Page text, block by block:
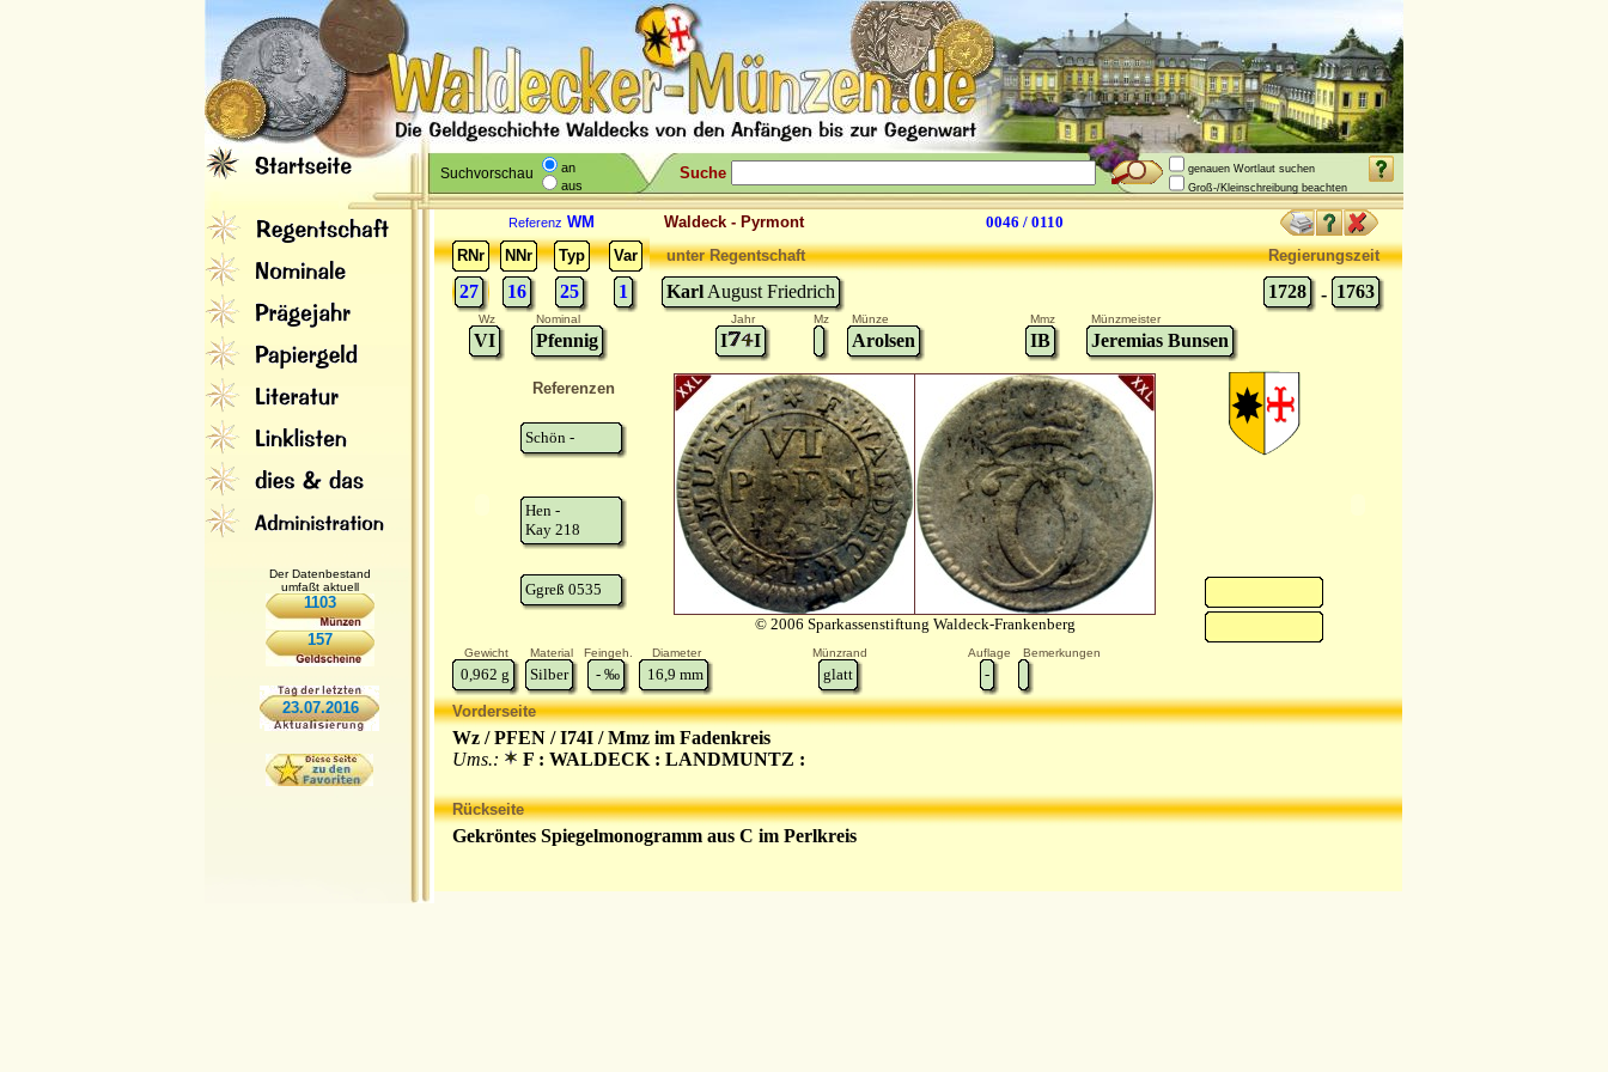
Suchvorschau
an
aus
Suche
genauen Wortlaut suchen
Groß-/Kleinschreibung beachten
Der Datenbestand
umfaßt aktuell
1103
157
23.07.2016
Referenz WM Waldeck - Pyrmont
0046 / 0110
RNr
NNr Typ Var
27 16 25 1
unter Regentschaft Regierungszeit
Karl August Friedrich 1728 - 1763
Wz Nominal Jahr Mz Münze Mmz Münzmeister
VI Pfennig I I Arolsen IB Jeremias Bunsen
Referenzen
Schön -
Hen -
Kay 218
Ggreß 0535
© 2006 Sparkassenstiftung Waldeck-Frankenberg
Gewicht Material Feingeh. Diameter Münzrand Auflage Bemerkungen
0,962 g Silber - ‰ 16,9 mm glatt -
Vorderseite
Wz / PFEN / I74I / Mmz im Fadenkreis
Ums.:
F : WALDECK : LANDMUNTZ :
Rückseite
Gekröntes Spiegelmonogramm aus C im Perlkreis